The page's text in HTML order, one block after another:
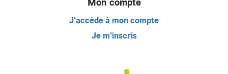
J'accède à mon compte
Je m'inscris